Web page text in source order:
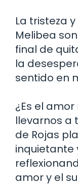
La tristeza
Melibea
final de
la
sentido en
¿Es el
llevarnos a
de Rojas
inquietante
amor y el